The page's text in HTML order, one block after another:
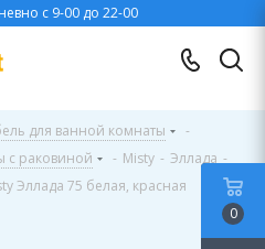
с 9-00 до 22-00
для ванной комнаты
-
с раковиной - Misty - Эллада -
Эллада 75 белая, красная
0